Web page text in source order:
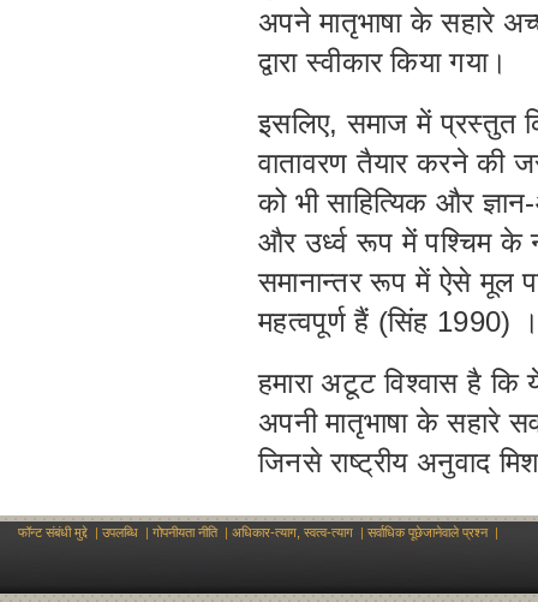
अपने मातृभाषा के सहारे
द्वारा स्वीकार किया गया।
इसलिए, समाज में प्रस्तुत
वातावरण तैयार करने की
को भी साहित्यिक और
और उर्ध्व रूप में पश्चिम के
समानान्तर रूप में ऐसे मूल
महत्वपूर्ण हैं (सिंह 1990)
हमारा अटूट विश्वास है कि
अपनी मातृभाषा के सहारे
जिनसे राष्ट्रीय अनुवाद
फॉन्ट संबंधी मुद्दे | उपलब्धि | गोपनीयता नीति| अधिकार-त्याग, स्वत्व-त्याग | सर्वाधिक पूछेजानेवाले प्रश्न|